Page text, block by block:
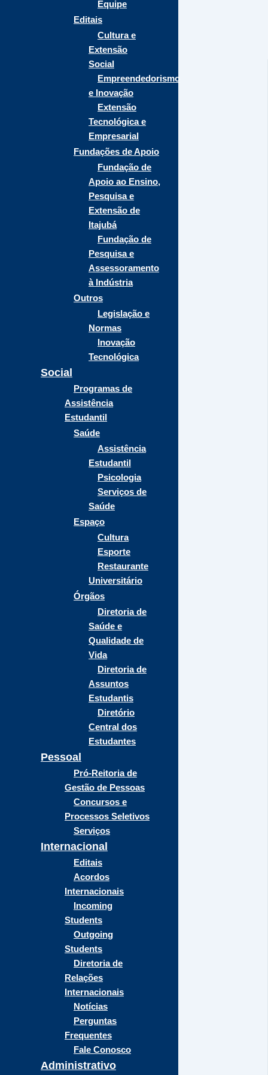
Equipe
Editais
Cultura e
Extensão
Social
Empreendedorismo
e Inovação
Extensão
Tecnológica e
Empresarial
Fundações de Apoio
Fundação de
Apoio ao Ensino,
Pesquisa e
Extensão de
Itajubá
Fundação de
Pesquisa e
Assessoramento
à Indústria
Outros
Legislação e
Normas
Inovação
Tecnológica
Social
Programas de
Assistência
Estudantil
Saúde
Assistência
Estudantil
Psicologia
Serviços de
Saúde
Espaço
Cultura
Esporte
Restaurante
Universitário
Órgãos
Diretoria de
Saúde e
Qualidade de
Vida
Diretoria de
Assuntos
Estudantis
Diretório
Central dos
Estudantes
Pessoal
Pró-Reitoria de
Gestão de Pessoas
Concursos e
Processos Seletivos
Serviços
Internacional
Editais
Acordos
Internacionais
Incoming
Students
Outgoing
Students
Diretoria de
Relações
Internacionais
Notícias
Perguntas
Frequentes
Fale Conosco
Administrativo